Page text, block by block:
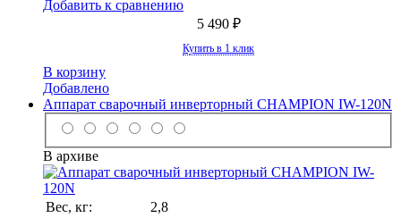
Добавить к сравнению
5 490 ₽
Купить в 1 клик
В корзину
Добавлено
Аппарат сварочный инверторный CHAMPION IW-120N
В архиве
Вес, кг:
2,8